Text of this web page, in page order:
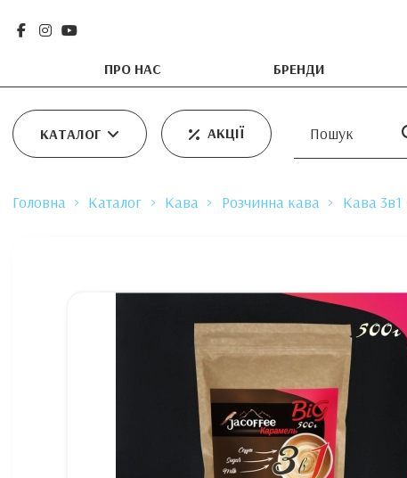
ПРО НАС БРЕНДИ
КАТАЛОГ АКЦІЇ
Головна Каталог Кава Розчинна кава Кава 3в1